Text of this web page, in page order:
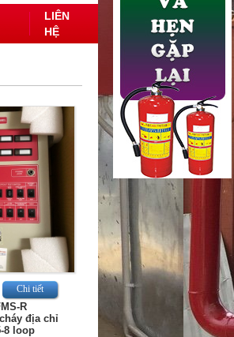
LIÊN
HỆ
Chi tiết
R
địa chỉ
8 loop